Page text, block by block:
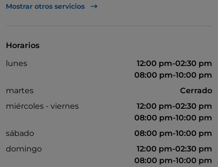
TheFork PAY
Baño para inválidos
Cena con espectáculo
Mostrar otros servicios
Horarios
lunes
12:00 pm-02:30 pm
08:00 pm-10:00 pm
martes
Cerrado
miércoles - viernes
12:00 pm-02:30 pm
08:00 pm-10:00 pm
sábado
08:00 pm-10:00 pm
domingo
12:00 pm-02:30 pm
08:00 pm-10:00 pm